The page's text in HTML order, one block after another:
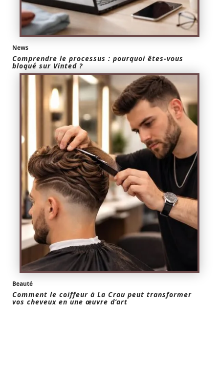
News
Comprendre le processus : pourquoi êtes-vous
bloqué sur Vinted ?
Beauté
Comment le coiffeur à La Crau peut transformer
vos cheveux en une œuvre d’art